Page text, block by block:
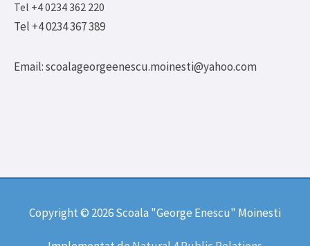
Tel +4 0234 362 220
Tel +4 0234 367 389
Email: scoalageorgeenescu.moinesti@yahoo.com
Copyright © 2026Scoala "George Enescu" Moinesti